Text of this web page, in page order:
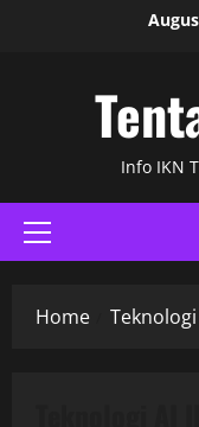
Info IKN
Primary
Menu
Home Teknologi